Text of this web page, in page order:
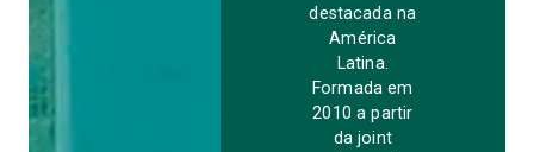
destacada na
América
Latina.
Formada em
2010 a partir
da joint